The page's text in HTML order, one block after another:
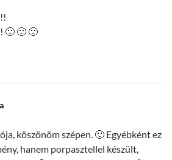
🙂 🙂 🙂
köszönöm szépen. 🙂 Egyébként ez
hanem porpasztellel készült,